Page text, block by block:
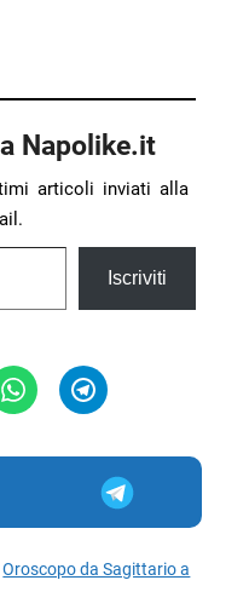
Napolike.it
articoli inviati alla
Iscriviti
Oroscopo da Sagittario a